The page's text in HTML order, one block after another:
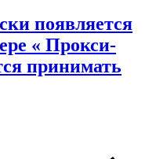
появляется
« Прокси-
принимать